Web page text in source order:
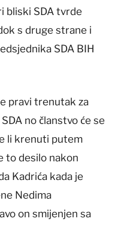
bliski SDA tvrde
s druge strane i
SDA BIH
pravi trenutak za
no članstvo će se
li krenuti putem
to desilo nakon
Kadrića kada je
Nedima
on smijenjen sa